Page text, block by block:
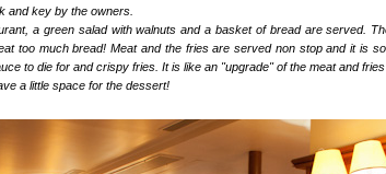
and key by the owners
a green salad with walnuts and a basket of bread are served.
too much bread! Meat and the fries are served non stop and it is
to die for and crispy fries. It is like an "upgrade" of the meat and
a little space for the dessert!